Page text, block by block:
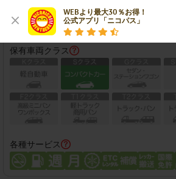
WEBより最大30％お得！
公式アプリ「ニコパス」
この店舗で予約する
保有車両クラス
各種サービス